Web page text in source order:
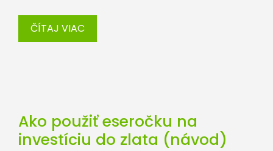
ČÍTAJ VIAC
Ako použiť eseročku na
investíciu do zlata (návod)